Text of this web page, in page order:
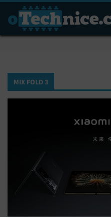
MIX FOLD 3